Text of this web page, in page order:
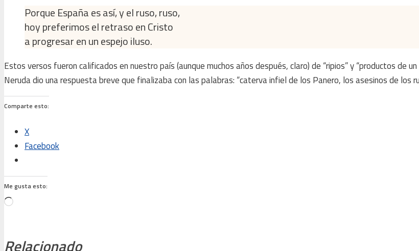
Porque España es así, y el ruso, ruso,
hoy preferimos el retraso en Cristo
a progresar en un espejo iluso.
Estos versos fueron calificados en nuestro país (aunque muchos años después, claro) de “ripios” y “productos de un
Neruda dio una respuesta breve que finalizaba con las palabras: “caterva infiel de los Panero, los asesinos de los
Comparte esto:
X
Facebook
Me gusta esto:
Cargando...
Relacionado